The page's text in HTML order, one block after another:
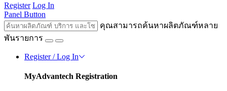
Register Log In
Panel Button
คุณสามารถค้นหาผลิตภัณฑ์หลาย
พันรายการ
Register / Log In
MyAdvantech Registration